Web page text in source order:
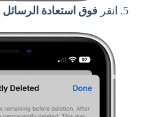
انقر فوق استعادة الرسائل